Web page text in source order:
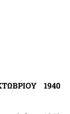
1940